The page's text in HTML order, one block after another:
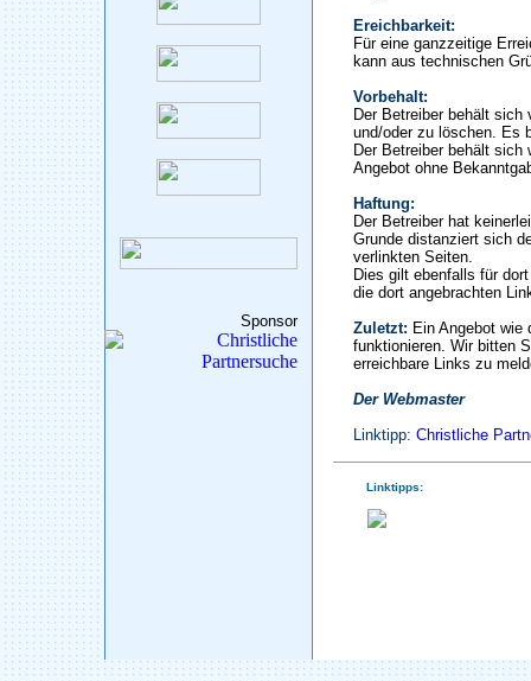
Sponsor
Ereichbarkeit:
Für eine ganzzeitige
kann aus technischen
Vorbehalt:
Der Betreiber behält sich
und/oder zu löschen. Es
Der Betreiber behält sich
Angebot ohne
Haftung:
Der Betreiber hat
Grunde distanziert sich
verlinkten Seiten.
Dies gilt ebenfalls für
die dort angebrachten
Zuletzt: Ein Angebot wie
funktionieren. Wir bitten
erreichbare Links zu
Der Webmaster
Linktipp: Christliche
Linktipps: